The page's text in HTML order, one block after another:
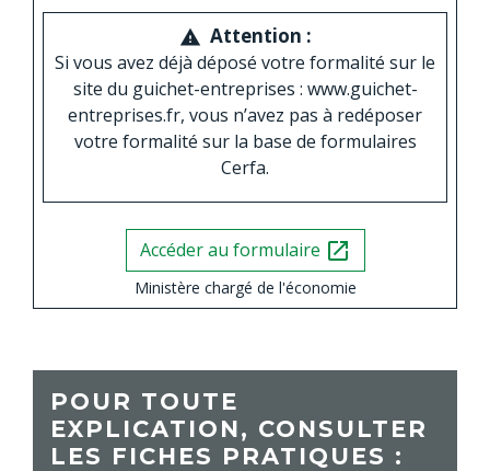
warning Attention :
Si vous avez déjà déposé votre formalité sur le
site du guichet-entreprises : www.guichet-
entreprises.fr, vous n’avez pas à redéposer
votre formalité sur la base de formulaires
Cerfa.
Accéder au formulaire open_in_new
Ministère chargé de l'économie
POUR TOUTE
EXPLICATION, CONSULTER
LES FICHES PRATIQUES :